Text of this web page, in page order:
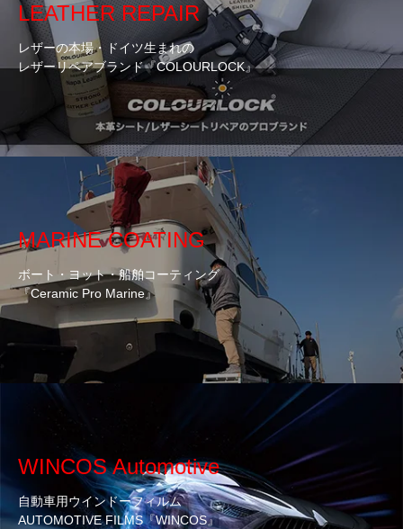
LEATHER REPAIR
レザーの本場・ドイツ生まれの
レザーリペアブランド『COLOURLOCK』
MARINE COATING
ボート・ヨット・船舶コーティング
『Ceramic Pro Marine』
WINCOS Automotive
自動車用ウインドーフィルム
AUTOMOTIVE FILMS『WINCOS』